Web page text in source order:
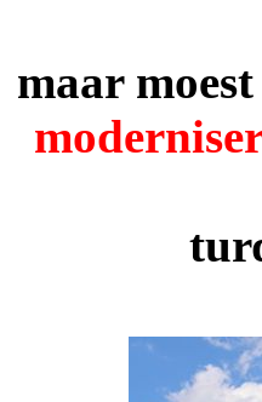
maar